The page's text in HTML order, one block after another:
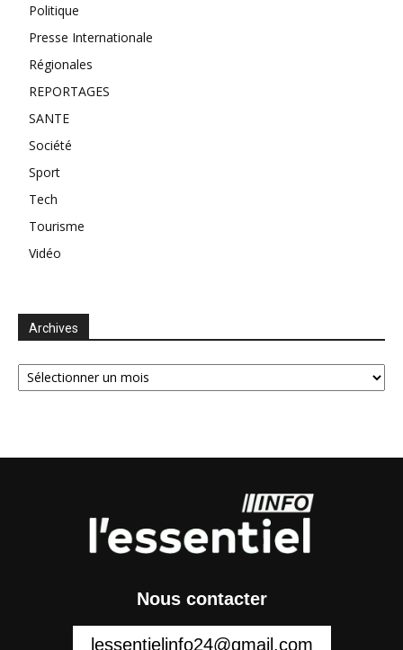
Politique
Presse Internationale
Régionales
REPORTAGES
SANTE
Société
Sport
Tech
Tourisme
Vidéo
Archives
Archives
Nous contacter
lessentielinfo24@gmail.com